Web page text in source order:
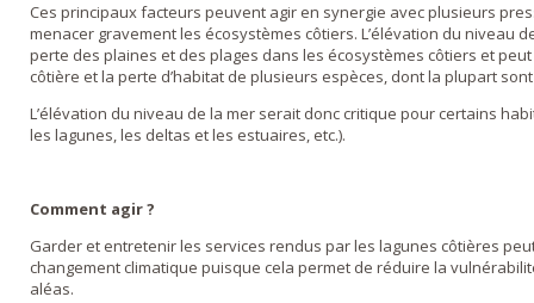
Ces principaux facteurs peuvent agir en synergie avec plusieurs
menacer gravement les écosystèmes côtiers. L’élévation du niveau
perte des plaines et des plages dans les écosystèmes côtiers et
côtière et la perte d’habitat de plusieurs espèces, dont la plupart
L’élévation du niveau de la mer serait donc critique pour certains
les lagunes, les deltas et les estuaires, etc.).
Comment agir ?
Garder et entretenir les services rendus par les lagunes côtières
changement climatique puisque cela permet de réduire la
aléas.